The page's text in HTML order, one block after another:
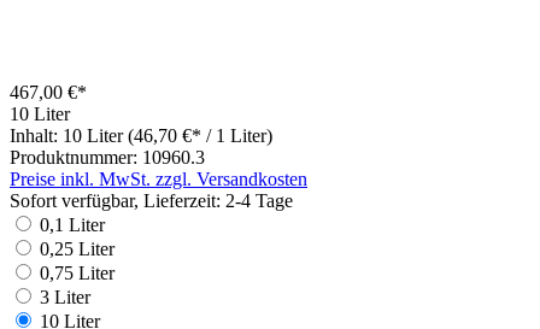
467,00 €*
10 Liter
Inhalt: 10 Liter (46,70 €* / 1 Liter)
Produktnummer: 10960.3
Preise inkl. MwSt. zzgl. Versandkosten
Sofort verfügbar, Lieferzeit: 2-4 Tage
0,1 Liter
0,25 Liter
0,75 Liter
3 Liter
10 Liter